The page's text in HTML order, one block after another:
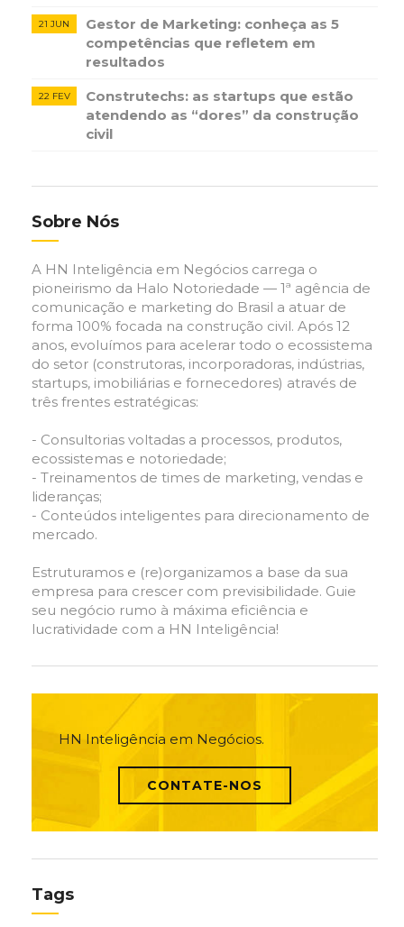
21 JUN
Gestor de Marketing: conheça as 5
competências que refletem em
resultados
22 FEV
Construtechs: as startups que estão
atendendo as “dores” da construção
civil
Sobre Nós
A HN Inteligência em Negócios carrega o
pioneirismo da Halo Notoriedade — 1ª agência de
comunicação e marketing do Brasil a atuar de
forma 100% focada na construção civil. Após 12
anos, evoluímos para acelerar todo o ecossistema
do setor (construtoras, incorporadoras, indústrias,
startups, imobiliárias e fornecedores) através de
três frentes estratégicas:
- Consultorias voltadas a processos, produtos,
ecossistemas e notoriedade;
- Treinamentos de times de marketing, vendas e
lideranças;
- Conteúdos inteligentes para direcionamento de
mercado.
Estruturamos e (re)organizamos a base da sua
empresa para crescer com previsibilidade. Guie
seu negócio rumo à máxima eficiência e
lucratividade com a HN Inteligência!
HN Inteligência em Negócios.
CONTATE-NOS
Tags